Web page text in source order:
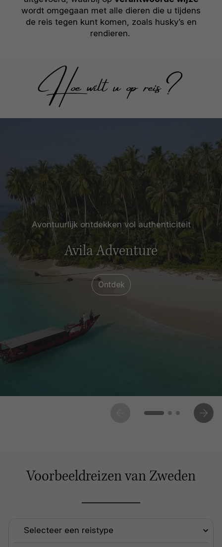
wordt omgegaan met alle dieren die u tijdens
de reis tegen kunt komen, zoals husky’s en
rendieren.
Hoe wilt u op reis?
Avontuurlijk ontdekken vol authenticiteit
Avila Adventure
Ontdek
Voorbeeldreizen van Zweden